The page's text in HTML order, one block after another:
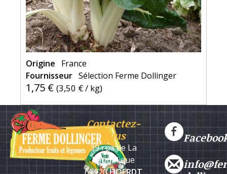
Origine
France
Fournisseur Sélection Ferme Dollinger
1,75 € (3,50 €/ kg)
Contactez-
nous
39 rue de La
République